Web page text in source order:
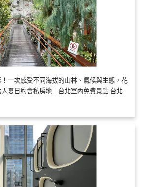
一次感受不同海拔的山林、氣候與生態，花
夏日約會私房地｜台北室內免費景點 台北